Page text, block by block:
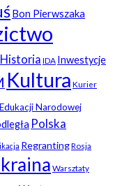
Bon Pierwszaka
Historia IDA Inwestycje
Kultura Kurier
Narodowej
Polska
RegrantingRosja
Warsztaty